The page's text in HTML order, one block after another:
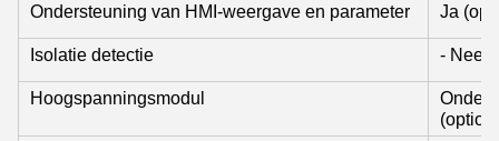
Ondersteuning van HMI-weergave en parameter Ja
Isolatie detectie - Nee,
Hoogspanningsmodul